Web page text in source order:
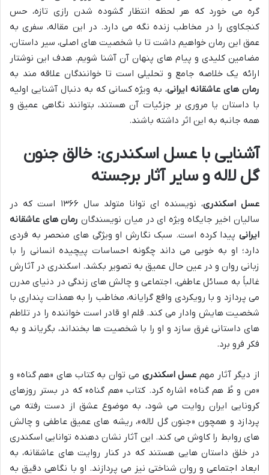
گره می خورد که هر لحظه انتظار گشوده شدن رازی تازه، حس
کنجکاوی را در مخاطب زنده نگه می دارد. در این مقاله، سفری به
عمق این رمان خواهیم داشت تا با شخصیت های اصلی، سیر داستان،
مضامین کلیدی و پیام های پنهان آن آشنا شویم. هدف این نوشتار
ارائه یک خلاصه جامع و تحلیلی است تا خوانندگان علاقه مند به
رمان های عاشقانه ایرانی، به ویژه کسانی که به دنبال آشنایی اولیه
با داستان یا مروری بر جزئیات آن هستند، بتوانند نگاهی عمیق و
همه جانبه به این اثر داشته باشند.
آشنایی با عسل اسکندری: خالق جنون
گل لاله و سایر آثار برجسته
عسل اسکندری
، نویسنده ای توانا متولد سال ۱۳۶۶ است که در
سالیان اخیر جایگاه ویژه ای در میان نویسندگان رمان های عاشقانه
ایرانی پیدا کرده است. سبک نگارش او ویژگی های منحصر به فردی
دارد؛ او به خوبی می داند چگونه احساسات پیچیده انسانی را با
زبانی روان و در عین حال عمیق به تصویر بکشد. اسکندری در آثارش
غالباً به مسائل عاطفی، اجتماعی و چالش های زندگی در دنیای مدرن
می پردازد و با رویکردی واقع گرایانه، مخاطب را به همذات پنداری با
شخصیت هایش وادار می کند. قلم او قادر است خواننده را در تلاطم
های داستانی غرق سازد و او را با شخصیت ها بخنداند، بگریاند و به
فکر فرو برد.
از دیگر آثار مهم عسل اسکندری می توان به کتاب های «هم گناه» و
«من و طُ هم گناه» اشاره کرد. کتاب «هم گناه» که در بستر روزهای
کرونایی ایران روایت می شود، به موضوع عشق از دست رفته می
پردازد و همچون «جنون گل لاله»، ریشه های عمیق عاطفی و چالش
های روابط را کاوش می کند. این آثار نشان دهنده توانایی اسکندری
در خلق داستان هایی هستند که در کنار روایت های عاشقانه، به
ابعاد اجتماعی و روان شناختی نیز می پردازند. او با نگاهی دقیق به